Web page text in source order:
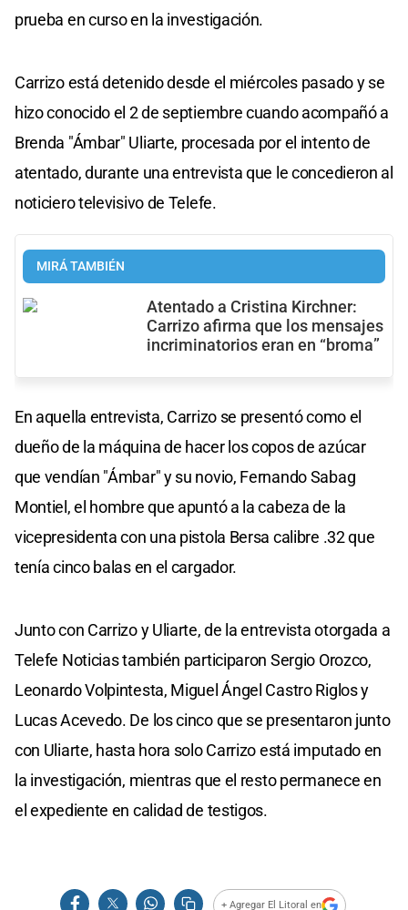
prueba en curso en la investigación.
Carrizo está detenido desde el miércoles pasado y se
hizo conocido el 2 de septiembre cuando acompañó a
Brenda "Ámbar" Uliarte, procesada por el intento de
atentado, durante una entrevista que le concedieron al
noticiero televisivo de Telefe.
MIRÁ TAMBIÉN
Atentado a Cristina Kirchner:
Carrizo afirma que los mensajes
incriminatorios eran en “broma”
En aquella entrevista, Carrizo se presentó como el
dueño de la máquina de hacer los copos de azúcar
que vendían "Ámbar" y su novio, Fernando Sabag
Montiel, el hombre que apuntó a la cabeza de la
vicepresidenta con una pistola Bersa calibre .32 que
tenía cinco balas en el cargador.
Junto con Carrizo y Uliarte, de la entrevista otorgada a
Telefe Noticias también participaron Sergio Orozco,
Leonardo Volpintesta, Miguel Ángel Castro Riglos y
Lucas Acevedo. De los cinco que se presentaron junto
con Uliarte, hasta hora solo Carrizo está imputado en
la investigación, mientras que el resto permanece en
el expediente en calidad de testigos.
+ Agregar El Litoral en